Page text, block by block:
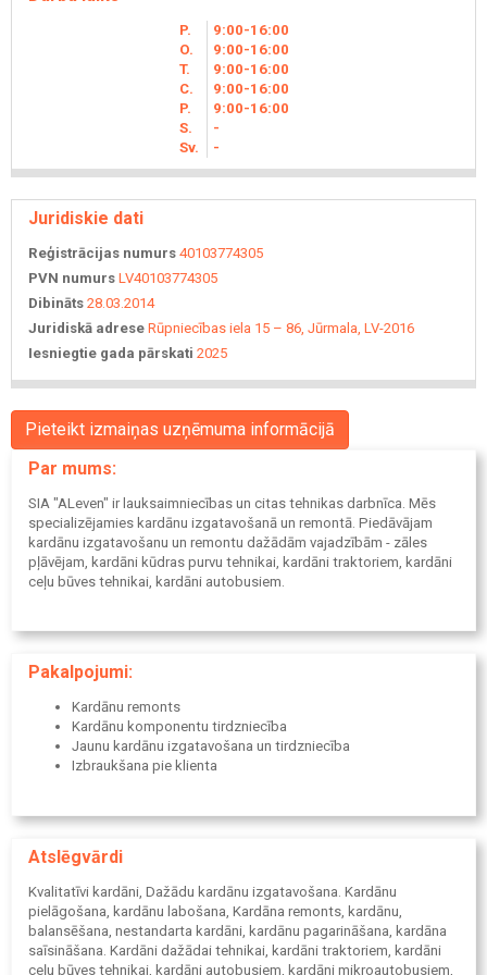
P. 9 00-16 00
O.
9 00-16 00
T.
9 00-16 00
C.
9 00-16 00
P.
9 00-16 00
S.
-
Sv.
-
Juridiskie dati
Reģistrācijas numurs 40103774305
PVN numurs LV40103774305
Dibināts 28.03.2014
Juridiskā adrese Rūpniecības iela 15 – 86, Jūrmala, LV-2016
Iesniegtie gada pārskati 2025
Pieteikt izmaiņas uzņēmuma informācijā
Par mums:
SIA "ALeven" ir lauksaimniecības un citas tehnikas darbnīca. Mēs
specializējamies kardānu izgatavošanā un remontā. Piedāvājam
kardānu izgatavošanu un remontu dažādām vajadzībām - zāles
pļāvējam, kardāni kūdras purvu tehnikai, kardāni traktoriem, kardāni
ceļu būves tehnikai, kardāni autobusiem.
Pakalpojumi:
Kardānu remonts
Kardānu komponentu tirdzniecība
Jaunu kardānu izgatavošana un tirdzniecība
Izbraukšana pie klienta
Atslēgvārdi
Kvalitatīvi kardāni, Dažādu kardānu izgatavošana. Kardānu
pielāgošana, kardānu labošana, Kardāna remonts, kardānu,
balansēšana, nestandarta kardāni, kardānu pagarināšana, kardāna
saīsināšana. Kardāni dažādai tehnikai, kardāni traktoriem, kardāni
ceļu būves tehnikai, kardāni autobusiem, kardāni mikroautobusiem,